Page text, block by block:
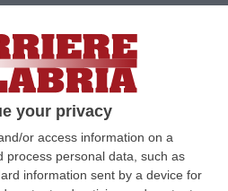
your privacy
or access information on a
process personal data, such as
information sent by a device for